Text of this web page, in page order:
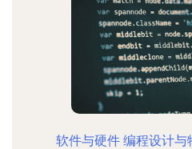
软件与硬件 编程设计